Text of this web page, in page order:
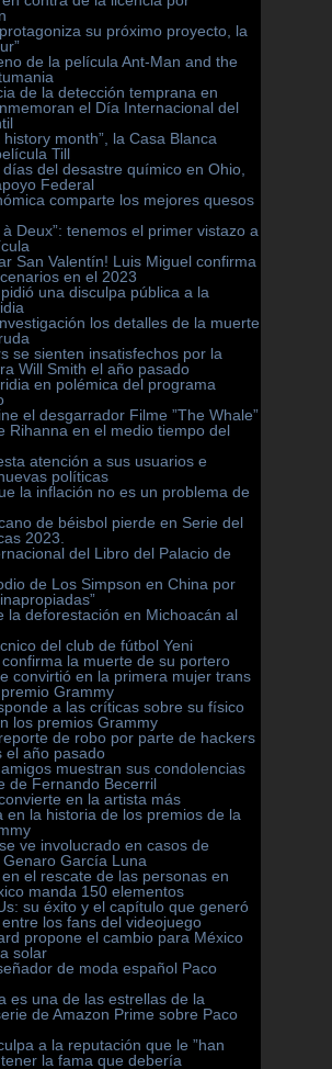
su próximo proyecto, la
de la película Ant-Man and the
de la detección temprana en
el Día Internacional del
history month”, la Casa Blanca
Till
del desastre químico en Ohio,
Federal
comparte los mejores quesos
Deux”: tenemos el primer vistazo a
San Valentín! Luis Miguel confirma
en el 2023
una disculpa pública a la
los detalles de la muerte
se sienten insatisfechos por la
Will Smith el año pasado
en polémica del programa
el desgarrador Filme ”The Whale”
Rihanna en el medio tiempo del
atención a sus usuarios e
políticas
la inflación no es un problema de
de béisbol pierde en Serie del
2023.
del Libro del Palacio de
de Los Simpson en China por
la deforestación en Michoacán al
del club de fútbol Yeni
la muerte de su portero
convirtió en la primera mujer trans
Grammy
a las críticas sobre su físico
los premios Grammy
de robo por parte de hackers
el año pasado
muestran sus condolencias
de Fernando Becerril
en la artista más
en la historia de los premios de la
ve involucrado en casos de
García Luna
el rescate de las personas en
manda 150 elementos
su éxito y el capítulo que generó
los fans del videojuego
propone el cambio para México
solar
de moda español Paco
es una de las estrellas de la
de Amazon Prime sobre Paco
a la reputación que le ”han
la fama que debería